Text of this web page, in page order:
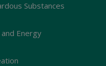
Substances
Energy